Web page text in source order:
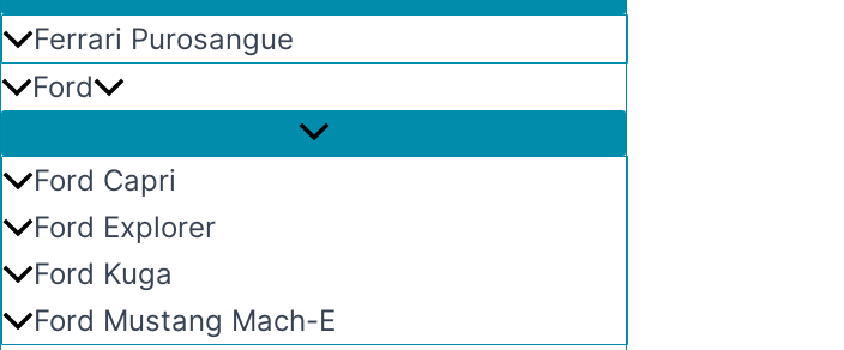
Ferrari Purosangue
Ford
Ford Capri
Ford Explorer
Ford Kuga
Ford Mustang Mach-E